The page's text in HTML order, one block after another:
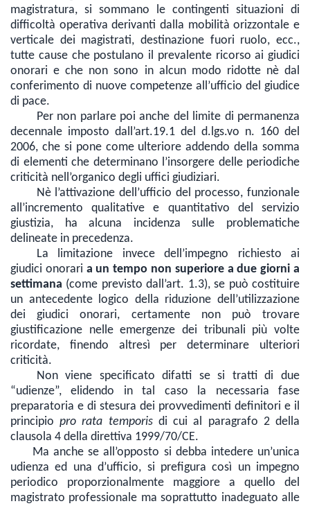
magistratura, si sommano le contingenti situazioni di
difficoltà operativa derivanti dalla mobilità orizzontale e
verticale dei magistrati, destinazione fuori ruolo, ecc.,
tutte cause che postulano il prevalente ricorso ai giudici
onorari e che non sono in alcun modo ridotte nè dal
conferimento di nuove competenze all’ufficio del giudice
di pace.
Per non parlare poi anche del limite di permanenza
decennale imposto dall’art.19.1 del d.lgs.vo n. 160 del
2006, che si pone come ulteriore addendo della somma
di elementi che determinano l’insorgere delle periodiche
criticità nell’organico degli uffici giudiziari.
Nè l’attivazione dell’ufficio del processo, funzionale
all’incremento qualitative e quantitativo del servizio
giustizia, ha alcuna incidenza sulle problematiche
delineate in precedenza.
La limitazione invece dell’impegno richiesto ai
giudici onorari a un tempo non superiore a due giorni a
settimana (come previsto dall’art. 1.3), se può costituire
un antecedente logico della riduzione dell’utilizzazione
dei giudici onorari, certamente non può trovare
giustificazione nelle emergenze dei tribunali più volte
ricordate, finendo altresì per determinare ulteriori
criticità.
Non viene specificato difatti se si tratti di due
“udienze”, elidendo in tal caso la necessaria fase
preparatoria e di stesura dei provvedimenti definitori e il
principiopro rata temporisdi cui al paragrafo 2 della
clausola 4 della direttiva 1999/70/CE.
Ma anche se all’opposto si debba intedere un’unica
udienza ed una d’ufficio, si prefigura così un impegno
periodico proporzionalmente maggiore a quello del
magistrato professionale ma soprattutto inadeguato alle